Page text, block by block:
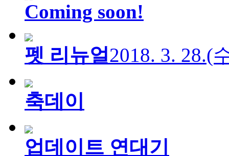
Coming soon!
펫 리뉴얼2018. 3. 28.(
축데이
업데이트 연대기